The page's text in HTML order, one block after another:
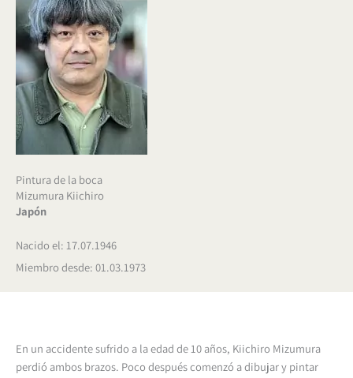
Pintura de la boca
Mizumura Kiichiro
Japón
Nacido el: 17.07.1946
Miembro desde: 01.03.1973
En un accidente sufrido a la edad de 10 años, Kiichiro Mizumura
perdió ambos brazos. Poco después comenzó a dibujar y pintar